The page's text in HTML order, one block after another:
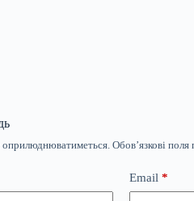
Обов’язкові поля
Email *